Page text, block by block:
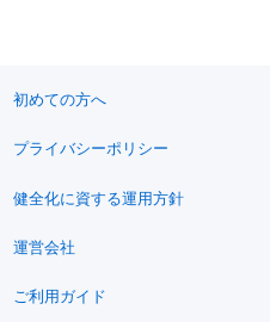
初めての方へ
プライバシーポリシー
健全化に資する運用方針
運営会社
ご利用ガイド